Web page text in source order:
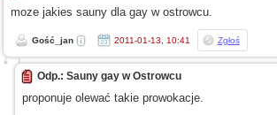
moze jakies sauny dla gay w ostrowcu.
Gość_jan 2011-01-13, 10:41 Zgłoś
Odp.: Sauny gay w Ostrowcu
proponuje olewać takie prowokacje.